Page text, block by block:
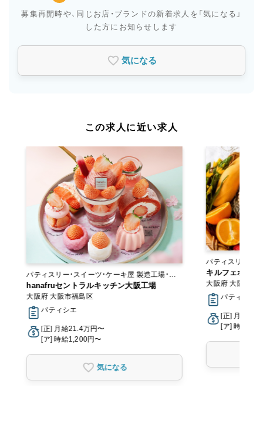
募集再開時や、同じお店・ブランドの新着求人を 「気になる」
した方にお知らせします
気になる
この求人に近い求人
パティスリー・スイーツ・ケーキ屋 製造工場・ラ
ボ
hanafruセントラルキッチン大阪工場
大阪府 大阪市福島区
パティシエ
[正] 月給21.4万円〜
[ア] 時給1,200円〜
気になる
パティスリー・ス
キルフェボン
大阪府 大阪市北
パティシエ,
[正] 月給
[ア] 時給